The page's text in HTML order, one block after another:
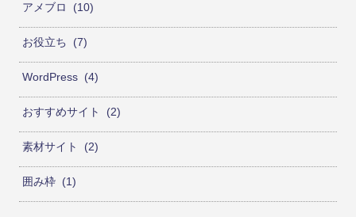
アメブロ 10
お役立ち 7
WordPress 4
おすすめサイト 2
素材サイト 2
囲み枠 1